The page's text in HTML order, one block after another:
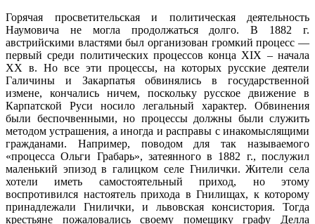
Горячая просветительская и политическая деятельность
Наумовича не могла продолжаться долго. В 1882 г.
австрийскими властями был организован громкий процесс —
первый среди политических процессов конца XIX – начала
XX в. Но все эти процессы, на которых русские деятели
Галичины и Закарпатья обвинялись в государственной
измене, кончались ничем, поскольку русское движение в
Карпатской Руси носило легальный характер. Обвинения
были беспочвенными, но процессы должны были служить
методом устрашения, а иногда и расправы с инакомыслящими
гражданами. Например, поводом для так называемого
«процесса Ольги Грабарь», затеянного в 1882 г., послужил
маленький эпизод в галицком селе Гнилички. Жители села
хотели иметь самостоятельный приход, но этому
воспротивился настоятель прихода в Гнилищах, к которому
принадлежали Гнилички, и львовская консистория. Тогда
крестьяне пожаловались своему помещику графу Делла